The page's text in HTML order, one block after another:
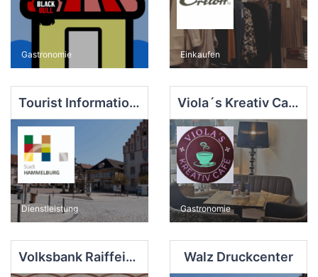
Gastronomie Einkaufen
Tourist Information Hammelburg
Dienstleistung
Viola´s Kreativ Café
Gastronomie
Volksbank Raiffeisenbank Bad Kissingen eG Walz Druckcenter